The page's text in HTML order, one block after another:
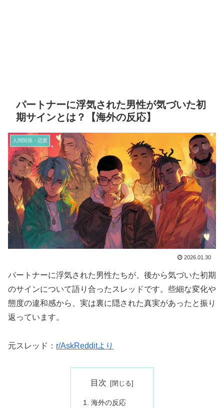
パートナーに浮気された男性が気づいた初
期サインとは？【海外の反応】
人間関係・恋愛
2026.01.30
パートナーに浮気された男性たちが、後から気づいた初期
のサインについて語り合ったスレッドです。些細な変化や
態度の違和感から、実は裏に隠された真実があったと振り
返っています。
元スレッド： r/AskRedditより
目次
海外の反応